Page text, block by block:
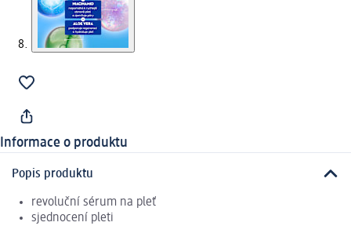
Informace o produktu
Popis produktu
revoluční sérum na pleť
sjednocení pleti